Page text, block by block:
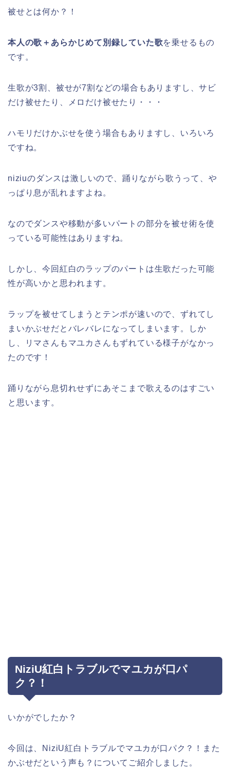
被せとは何か？！
本人の歌＋あらかじめて別録していた歌を乗せるもの
です。
生歌が3割、被せが7割などの場合もありますし、サビ
だけ被せたり、メロだけ被せたり・・・
ハモリだけかぶせを使う場合もありますし、いろいろ
ですね。
niziuのダンスは激しいので、踊りながら歌うって、や
っぱり息が乱れますよね。
なのでダンスや移動が多いパートの部分を被せ術を使
っている可能性はありますね。
しかし、今回紅白のラップのパートは生歌だった可能
性が高いかと思われます。
ラップを被せてしまうとテンポが速いので、ずれてし
まいかぶせだとバレバレになってしまいます。しか
し、リマさんもマユカさんもずれている様子がなかっ
たのです！
踊りながら息切れせずにあそこまで歌えるのはすごい
と思います。
NiziU紅白トラブルでマユカが口パ
ク？！
いかがでしたか？
今回は、NiziU紅白トラブルでマユカが口パク？！また
かぶせだという声も？についてご紹介しました。